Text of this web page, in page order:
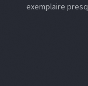
exemplaire